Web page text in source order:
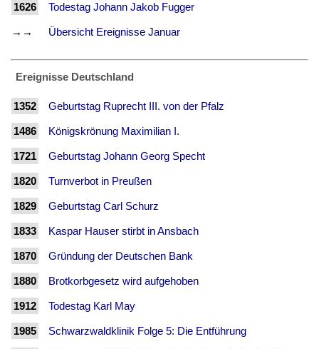
1626 Todestag Johann Jakob Fugger
→→ Übersicht Ereignisse Januar
Ereignisse Deutschland
1352 Geburtstag Ruprecht III. von der Pfalz
1486 Königskrönung Maximilian I.
1721 Geburtstag Johann Georg Specht
1820 Turnverbot in Preußen
1829 Geburtstag Carl Schurz
1833 Kaspar Hauser stirbt in Ansbach
1870 Gründung der Deutschen Bank
1880 Brotkorbgesetz wird aufgehoben
1912 Todestag Karl May
1985 Schwarzwaldklinik Folge 5: Die Entführung